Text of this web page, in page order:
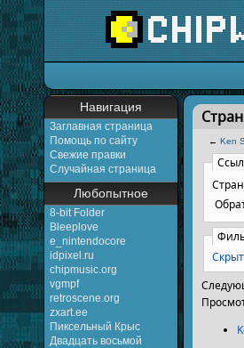
Навигация
Заглавная страница
Помощь по сайту
Свежие правки
Случайная страница
Любопытное
8-bit Folder
Bleeplove
e_nintendocore
idpixel.ru
chipmusic.org
vgmpf
retroscene.org
zxart.ee
Пиксельный Крыс
Двадцать восьмой
Перейти к:
← Ken